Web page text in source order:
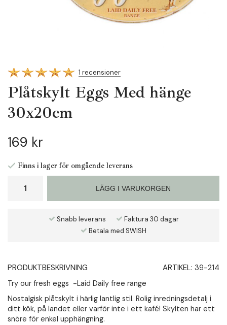
1 recensioner
Plåtskylt Eggs Med hänge
30x20cm
169 kr
Finns i lager för omgående leverans
LÄGG I VARUKORGEN
Snabb leverans
Faktura 30 dagar
Betala med SWISH
PRODUKTBESKRIVNING ARTIKEL: 39-214
Try our fresh eggs -Laid Daily free range
Nostalgisk plåtskylt i härlig lantlig stil. Rolig inredningsdetalj i
ditt kök, på landet eller varför inte i ett kafé! Skylten har ett
snöre för enkel upphängning.